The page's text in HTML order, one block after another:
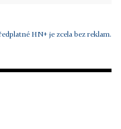
HN+ je zcela bez reklam.